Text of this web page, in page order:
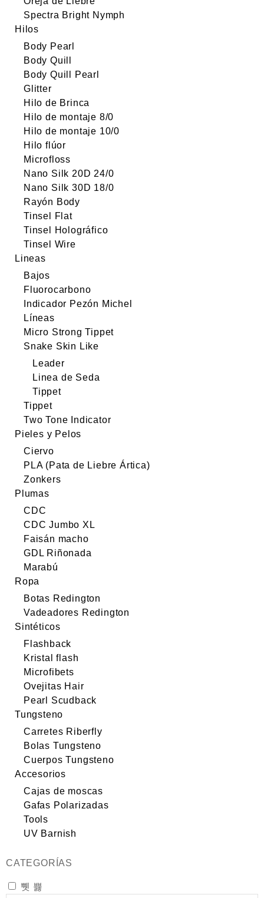
Spectra Bright Nymph
Hilos
Body Pearl
Body Quill
Body Quill Pearl
Glitter
Hilo de Brinca
Hilo de montaje 8/0
Hilo de montaje 10/0
Hilo flúor
Microfloss
Nano Silk 20D 24/0
Nano Silk 30D 18/0
Rayón Body
Tinsel Flat
Tinsel Holográfico
Tinsel Wire
Lineas
Bajos
Fluorocarbono
Indicador Pezón Michel
Líneas
Micro Strong Tippet
Snake Skin Like
Leader
Linea de Seda
Tippet
Tippet
Two Tone Indicator
Pieles y Pelos
Ciervo
PLA (Pata de Liebre Ártica)
Zonkers
Plumas
CDC
CDC Jumbo XL
Faisán macho
GDL Riñonada
Marabú
Ropa
Botas Redington
Vadeadores Redington
Sintéticos
Flashback
Kristal flash
Microfibets
Ovejitas Hair
Pearl Scudback
Tungsteno
Carretes Riberfly
Bolas Tungsteno
Cuerpos Tungsteno
Accesorios
Cajas de moscas
Gafas Polarizadas
Tools
UV Barnish
CATEGORÍAS